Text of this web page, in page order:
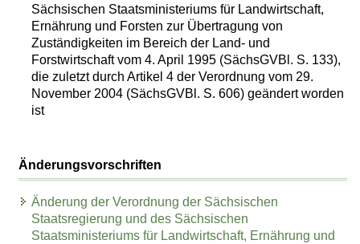
Sächsischen Staatsministeriums für Landwirtschaft,
Ernährung und Forsten zur Übertragung von
Zuständigkeiten im Bereich der Land- und
Forstwirtschaft vom 4. April 1995 (SächsGVBl. S. 133),
die zuletzt durch Artikel 4 der Verordnung vom 29.
November 2004 (SächsGVBl. S. 606) geändert worden
ist
Änderungsvorschriften
Änderung der Verordnung der Sächsischen
Staatsregierung und des Sächsischen
Staatsministeriums für Landwirtschaft, Ernährung und